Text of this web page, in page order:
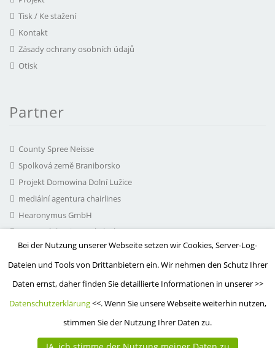
Tisk / Ke stažení
Kontakt
Zásady ochrany osobních údajů
Otisk
Partner
Spolková země Braniborsko
Projekt Domowina Dolní Lužice
mediální agentura chairlines
Hearonymus GmbH
Pracovní skupina Serbska kupa
© 2015 - 2026 Lausitzer Museenland
Bei der Nutzung unserer Webseite setzen wir Cookies, Server-Log-
Dateien und Tools von Drittanbietern ein. Wir nehmen den Schutz Ihrer
Daten ernst, daher finden Sie detaillierte Informationen in unserer >>
Datenschutzerklärung<<. Wenn Sie unsere Webseite weiterhin nutzen,
stimmen Sie der Nutzung Ihrer Daten zu.